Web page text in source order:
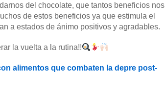
del chocolate, que tantos beneficios nos
de estos beneficios ya que estimula el
a estados de ánimo positivos y agradables.
la vuelta a la rutina!!
alimentos que combaten la depre post-